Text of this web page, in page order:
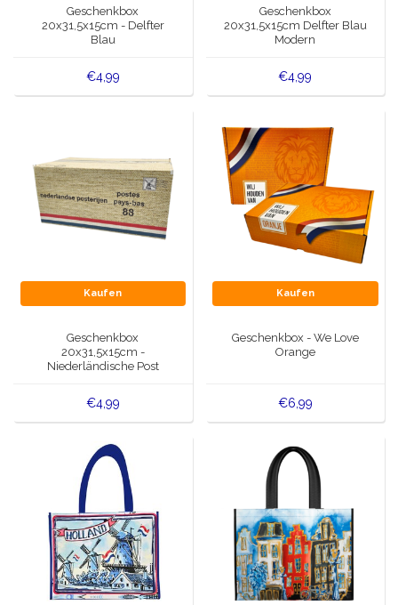
Geschenkbox
20x31,5x15cm - Delfter
Blau
€4,99
Geschenkbox
20x31,5x15cm Delfter Blau
Modern
€4,99
Kaufen
Geschenkbox
20x31,5x15cm -
Niederländische Post
€4,99
Kaufen
Geschenkbox - We Love
Orange
€6,99